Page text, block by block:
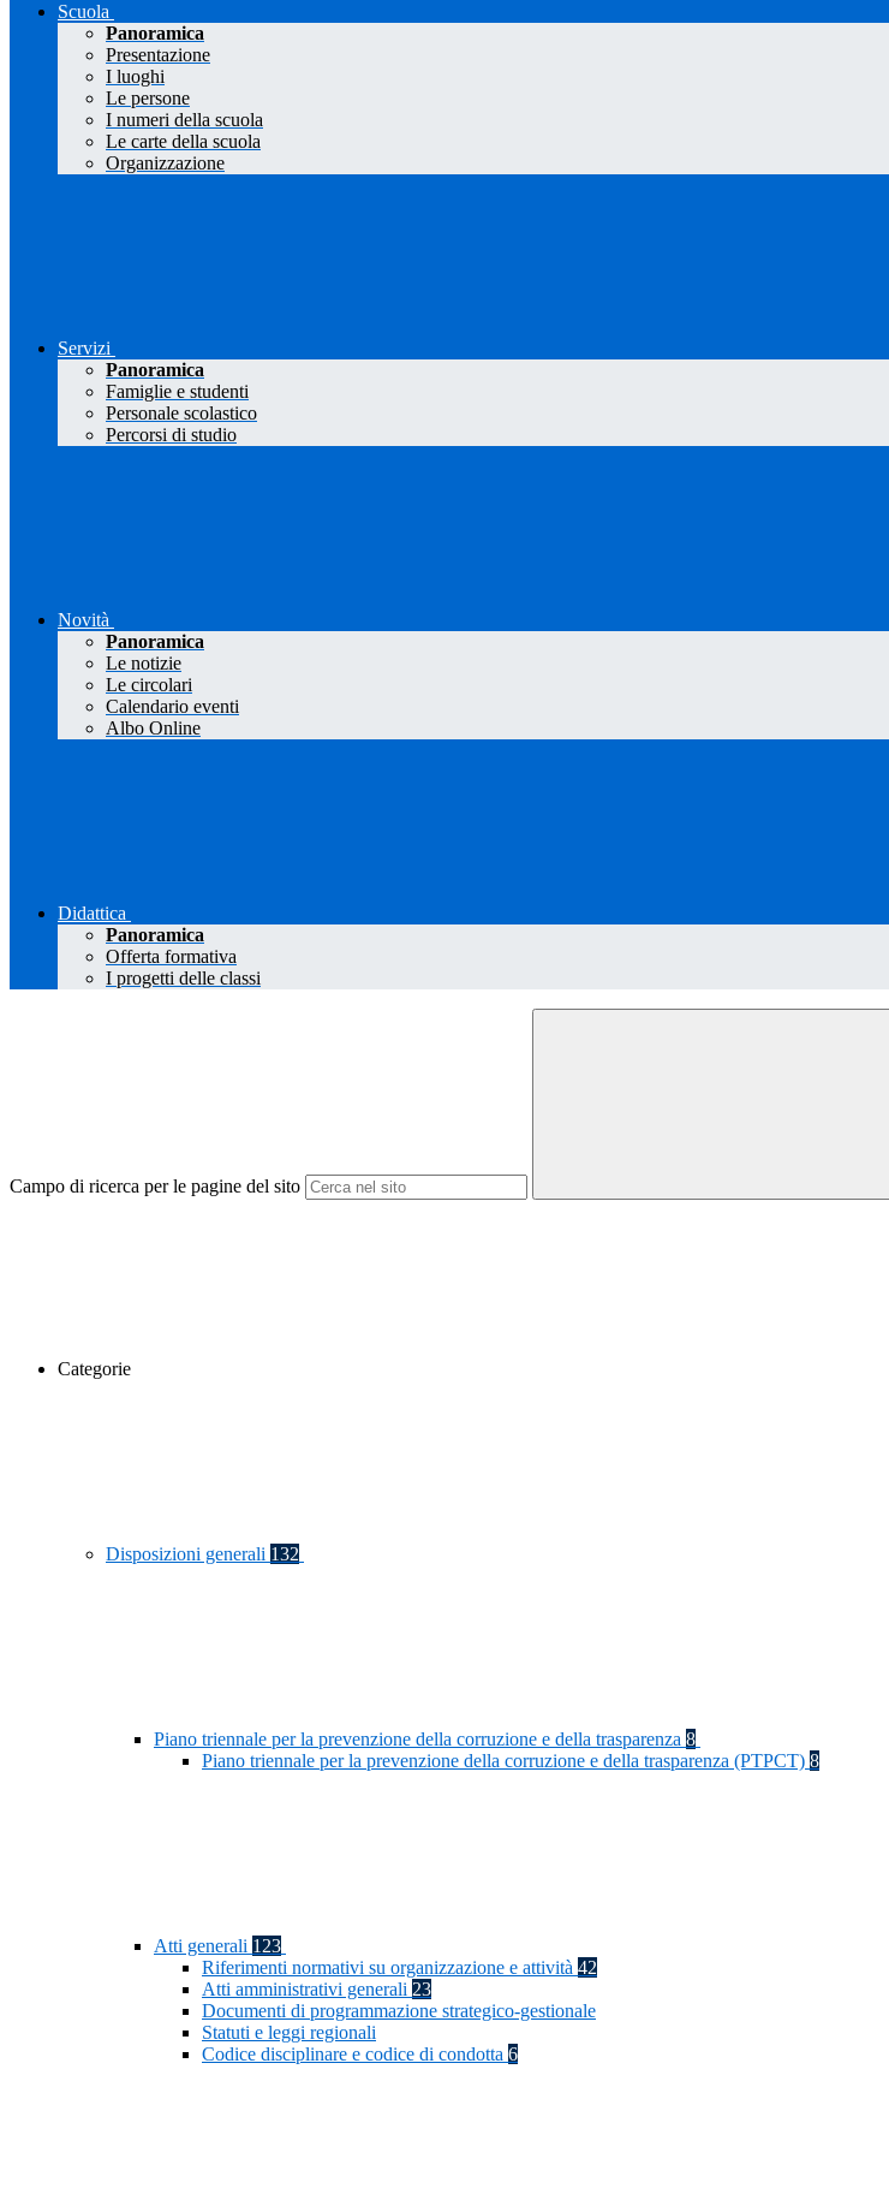
Scuola
Panoramica
Presentazione
I luoghi
Le persone
I numeri della scuola
Le carte della scuola
Organizzazione
Servizi
Panoramica
Famiglie e studenti
Personale scolastico
Percorsi di studio
Novità
Panoramica
Le notizie
Le circolari
Calendario eventi
Albo Online
Didattica
Panoramica
Offerta formativa
I progetti delle classi
Campo di ricerca per le pagine del sito
Categorie
Disposizioni generali 132
Piano triennale per la prevenzione della corruzione e della trasparenza 8
Piano triennale per la prevenzione della corruzione e della trasparenza (PTPCT) 8
Atti generali 123
Riferimenti normativi su organizzazione e attività 42
Atti amministrativi generali 23
Documenti di programmazione strategico-gestionale
Statuti e leggi regionali
Codice disciplinare e codice di condotta 6